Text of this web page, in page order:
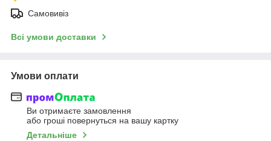
Самовивіз
Всі умови доставки
Умови оплати
Ви отримаєте замовлення
або гроші повернуться на вашу картку
Детальніше